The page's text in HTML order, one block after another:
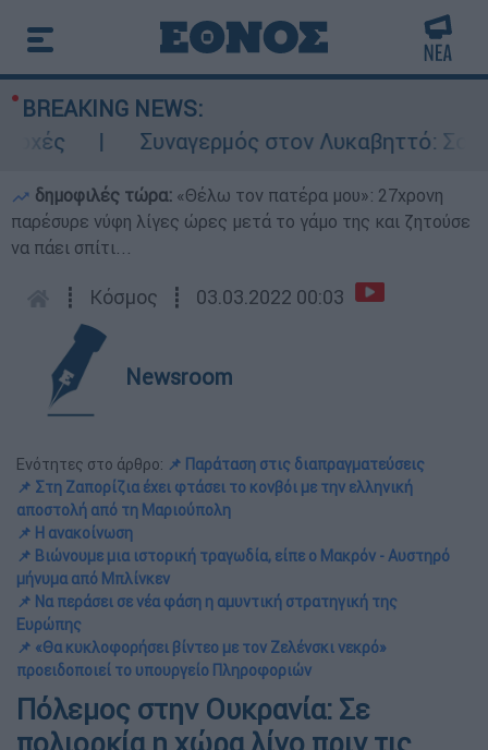
BREAKING NEWS:
Συναγερμός στον Λυκαβηττό: Σορός σε
δημοφιλές τώρα: «Θέλω τον πατέρα μου»: 27χρονη
παρέσυρε νύφη λίγες ώρες μετά το γάμο της και ζητούσε
να πάει σπίτι...
┋ Κόσμος ┋ 03.03.2022 00:03
Newsroom
Ενότητες στο άρθρο: 📌 Παράταση στις διαπραγματεύσεις
📌 Στη Ζαπορίζια έχει φτάσει το κονβόι με την ελληνική
αποστολή από τη Μαριούπολη
📌 Η ανακοίνωση
📌 Βιώνουμε μια ιστορική τραγωδία, είπε ο Μακρόν - Αυστηρό
μήνυμα από Μπλίνκεν
📌 Να περάσει σε νέα φάση η αμυντική στρατηγική της
Ευρώπης
📌 «Θα κυκλοφορήσει βίντεο με τον Ζελένσκι νεκρό»
προειδοποιεί το υπουργείο Πληροφοριών
Πόλεμος στην Ουκρανία: Σε